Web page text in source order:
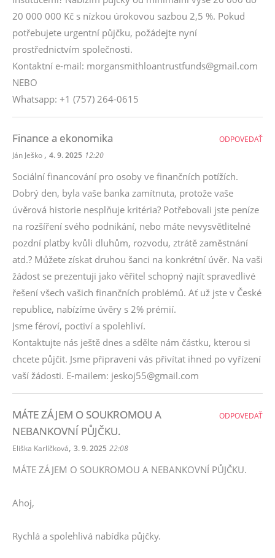
20 000 000 Kč s nízkou úrokovou sazbou 2,5 %. Pokud
potřebujete urgentní půjčku, požádejte nyní
prostřednictvím společnosti.
Kontaktní e-mail: morgansmithloantrustfunds@gmail.com
NEBO
Whatsapp: +1 (757) 264-0615
Finance a ekonomika
Ján Ješko , 4. 9. 2025 12:20
Sociální financování pro osoby ve finančních potížích.
Dobrý den, byla vaše banka zamítnuta, protože vaše
úvěrová historie nesplňuje kritéria? Potřebovali jste peníze
na rozšíření svého podnikání, nebo máte nevysvětlitelné
pozdní platby kvůli dluhům, rozvodu, ztrátě zaměstnání
atd.? Můžete získat druhou šanci na konkrétní úvěr. Na vaši
žádost se prezentuji jako věřitel schopný najít spravedlivé
řešení všech vašich finančních problémů. Ať už jste v České
republice, nabízíme úvěry s 2% prémií.
Jsme féroví, poctiví a spolehliví.
Kontaktujte nás ještě dnes a sdělte nám částku, kterou si
chcete půjčit. Jsme připraveni vás přivítat ihned po vyřízení
vaší žádosti. E-mailem: jeskoj55@gmail.com
ODPOVEDAŤ
MÁTE ZÁJEM O SOUKROMOU A
NEBANKOVNÍ PŮJČKU.
Eliška Karlíčková, 3. 9. 2025 22:08
MÁTE ZÁJEM O SOUKROMOU A NEBANKOVNÍ PŮJČKU.
Ahoj,
Rychlá a spolehlivá nabídka půjčky.
ODPOVEDAŤ